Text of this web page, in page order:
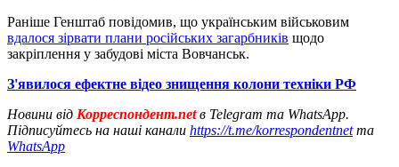
Раніше Генштаб повідомив, що українським військовим
вдалося зірвати плани російських загарбників щодо
закріплення у забудові міста Вовчанськ.
З'явилося ефектне відео знищення колони техніки РФ
Новини від Корреспондент.netв Telegram та WhatsApp.
Підписуйтесь на наші канали https://t.me/korrespondentnetта
WhatsApp